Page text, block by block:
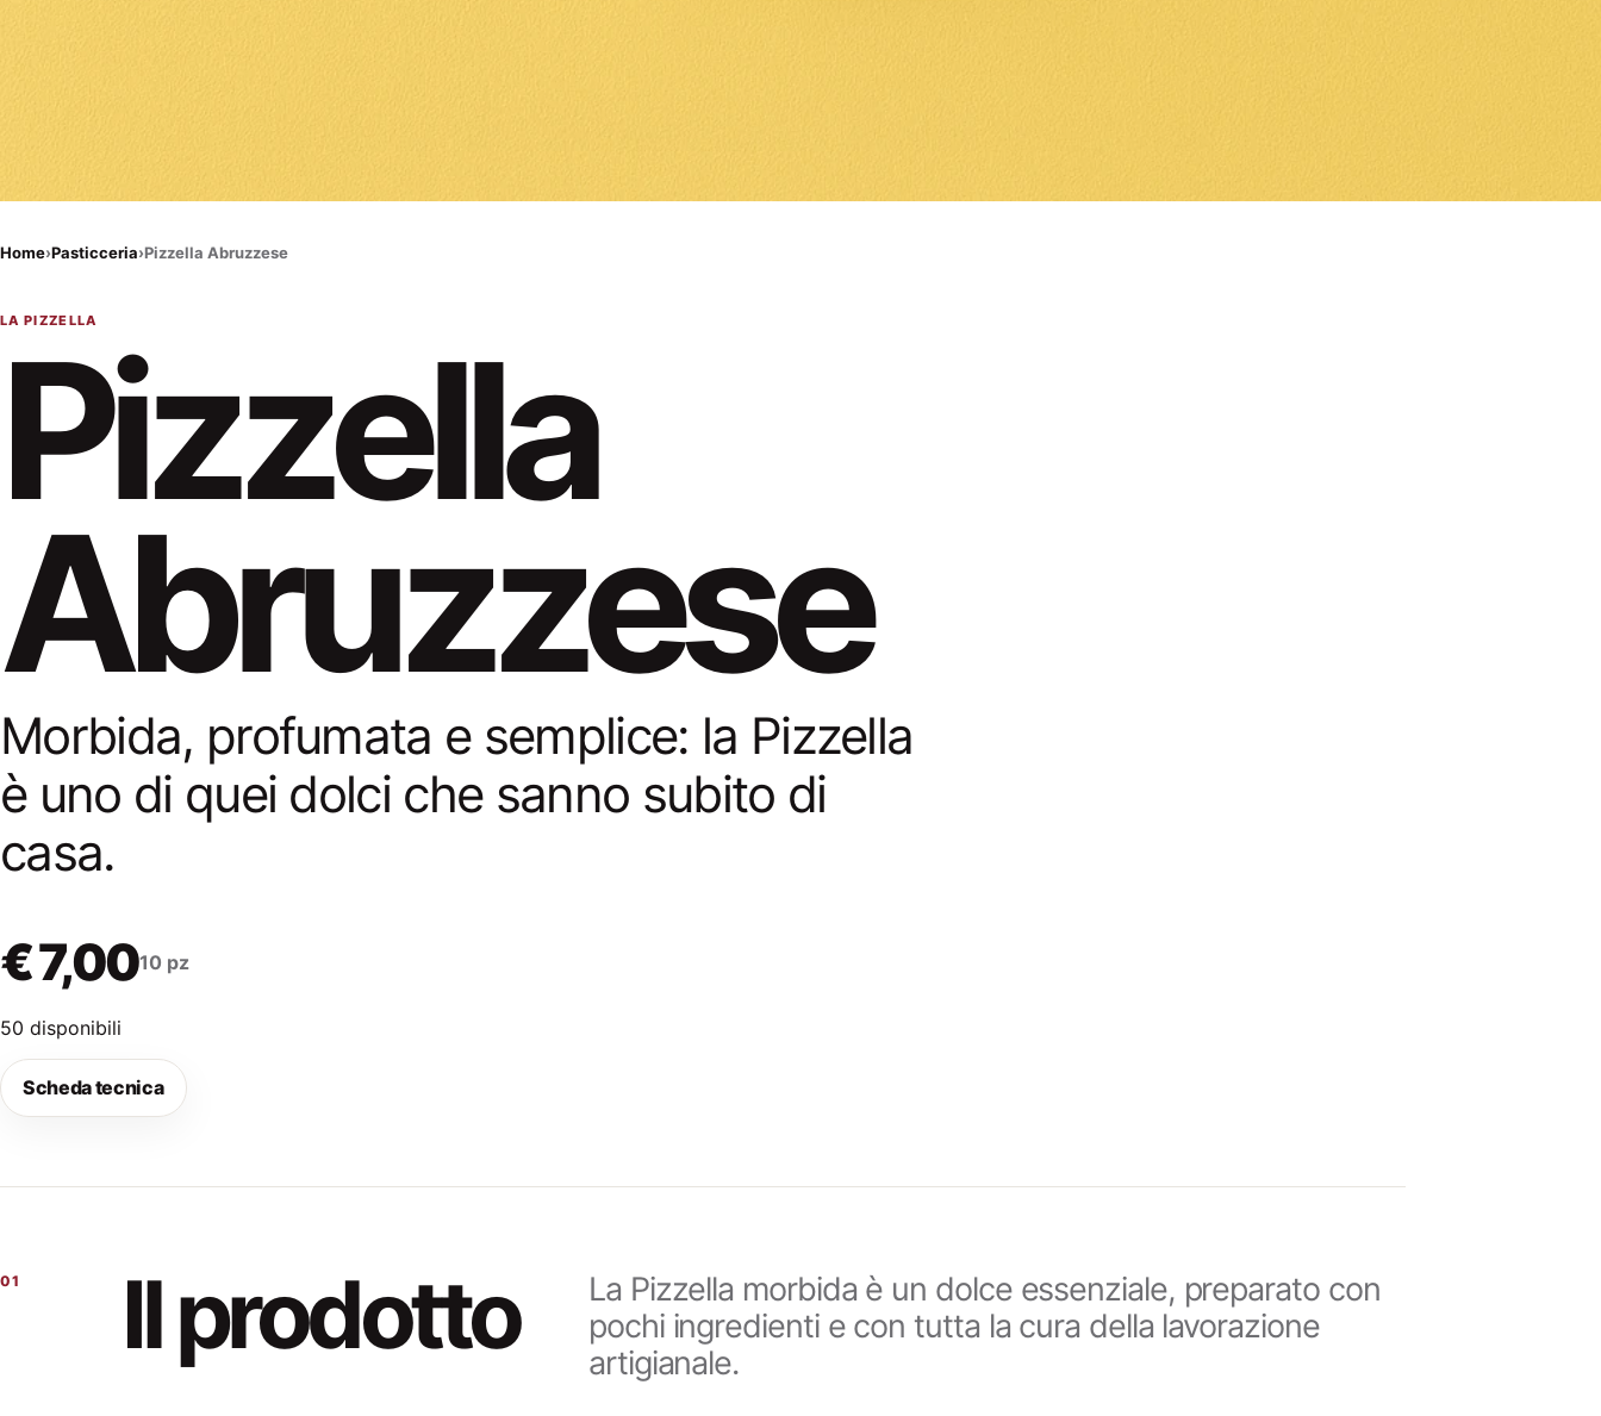
Home›Pasticceria›Pizzella Abruzzese
LA PIZZELLA
Pizzella
Abruzzese
Morbida, profumata e semplice: la Pizzella
è uno di quei dolci che sanno subito di
casa.
€ 7,0010 pz
50 disponibili
Scheda tecnica
01 Il prodotto
La Pizzella morbida è un dolce essenziale, preparato con
pochi ingredienti e con tutta la cura della lavorazione
artigianale.